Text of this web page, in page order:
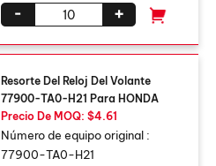
+
-
Resorte Del Reloj Del Volante
77900-TA0-H21 Para HONDA
Precio De MOQ: $4.61
Número de equipo original :
77900-TA0-H21